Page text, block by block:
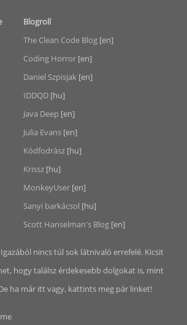
Blogroll
The Clean Code Blog [en]
Coding Horror [en]
Daniel Szpisjak [en]
IDDQD [hu]
Java Deep [en]
Julia Evans [en]
Kódfodrász [hu]
Krissz [hu]
MonkeyUser [en]
Sanyi barkácsol [hu]
Scott Hanselman's Blog [en]
nincs túl sok látnivaló errefelé. Kicsit
hogy találsz érdekesebb dolgokat is, mint
ha már itt vagy, kattints meg pár linket!